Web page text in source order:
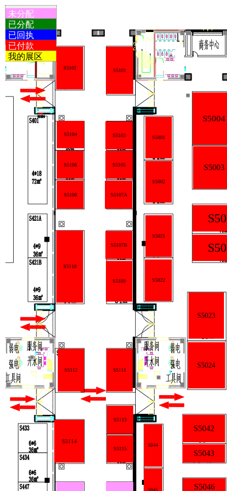
未分配
已分配
已回执
已付款
我的展区
S5004
S5003
S5001
S5002
S5021
S5022
S5043
S5046
5045
5044
S5042
S5023
S5024
S5101
S5102
S5104
S5106
S5107A
S5108
S5111
S5112
S5113
S5114
S5115
S5103
S5105
S5109
S5110
S5107B